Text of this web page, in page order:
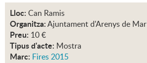
Lloc: Can Ramis
Organitza:Ajuntament d'Arenys de Mar
Preu: 10 €
Tipus d'acte: Mostra
Marc: Fires 2015